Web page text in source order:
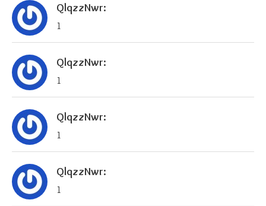
QlqzzNwr:
1
QlqzzNwr:
1
QlqzzNwr:
1
QlqzzNwr:
1